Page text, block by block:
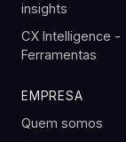
insights
CX Intelligence -
Ferramentas
EMPRESA
Quem somos